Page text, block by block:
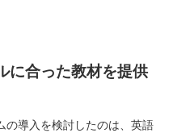
に合った教材を提供
導入を検討したのは、英語